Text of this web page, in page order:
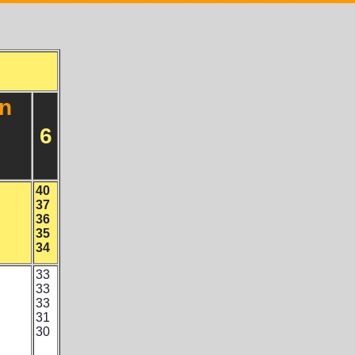
6
40
37
36
35
34
33
33
33
31
30